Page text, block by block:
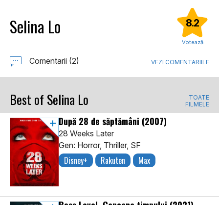
Selina Lo 8.2
Votează
Comentarii (2) VEZI COMENTARIILE
Best of Selina Lo
TOATE
FILMELE
După 28 de săptămâni (2007)
28 Weeks Later
Gen: Horror, Thriller, SF
Disney+ Rakuten Max